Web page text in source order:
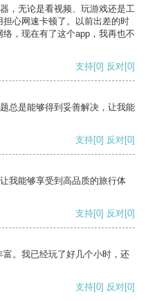
，无论是看视频、玩游戏还是工
心网速卡顿了。以前出差的时
，现在有了这个app，我再也不
支持[0] 反对[0]
总是能够得到妥善解决，让我能
支持[0] 反对[0]
我能够享受到高品质的旅行体
支持[0] 反对[0]
。我已经玩了好几个小时，还
支持[0] 反对[0]